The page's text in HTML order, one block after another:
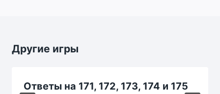
Другие игры
Ответы на 171, 172, 173, 174 и 175